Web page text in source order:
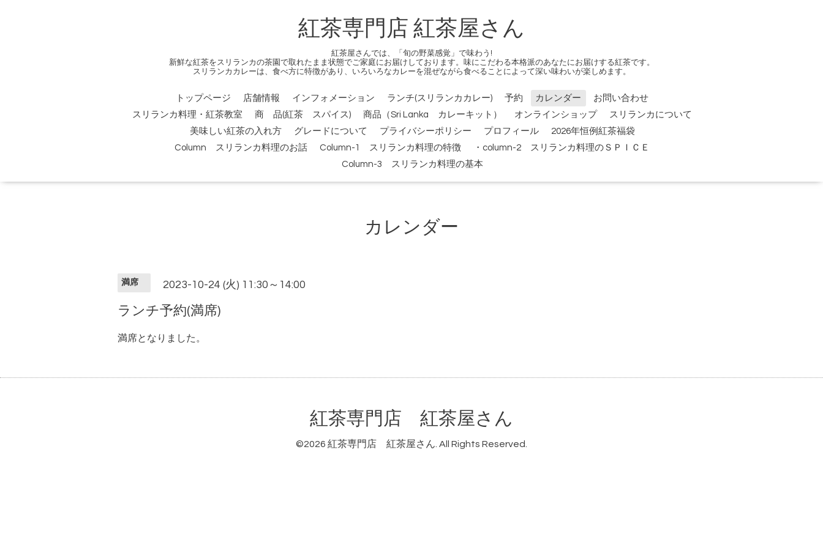
紅茶専門店 紅茶屋さん
紅茶屋さんでは、「旬の野菜感覚」で味わう!
新鮮な紅茶をスリランカの茶園で取れたまま状態でご家庭にお届けしております。味にこだわる本格派のあなたにお届けする紅茶です。
スリランカカレーは、食べ方に特徴があり、いろいろなカレーを混ぜながら食べることによって深い味わいが楽しめます。
トップページ 店舗情報 インフォメーション ランチ(スリランカカレー) 予約 カレンダー
お問い合わせ
スリランカ料理・紅茶教室
商 品(紅茶 スパイス) 商品（Sri Lanka カレーキット） オンラインショップ
スリランカについて
美味しい紅茶の入れ方
グレードについて プライバシーポリシー プロフィール
2026年恒例紅茶福袋
Column スリランカ料理のお話
Column-1 スリランカ料理の特徴
・column-2 スリランカ料理のＳＰＩＣＥ
Column-3 スリランカ料理の基本
カレンダー
満席 2023-10-24 (火) 11:30～14:00
ランチ予約(満席)
満席となりました。
紅茶専門店 紅茶屋さん
©2026 紅茶専門店 紅茶屋さん. All Rights Reserved.